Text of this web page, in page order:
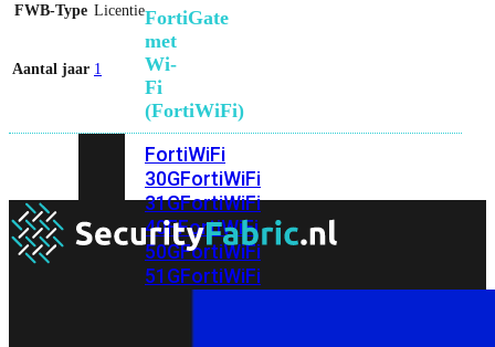
FortiGate
met
Wi-
Fi
(FortiWiFi)
FortiWiFi
30GFortiWiFi
31GFortiWiFi
40FFortiWiFi
50GFortiWiFi
51GFortiWiFi
FWB-Type Licentie
Aantal jaar 1